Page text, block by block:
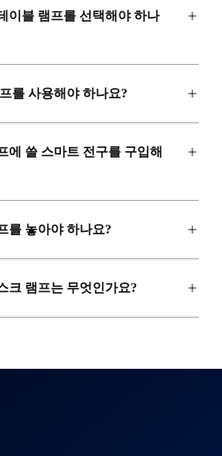
이블 램프를 선택해야 하나
를 사용해야 하나요?
에 쓸 스마트 전구를 구입해
를 놓아야 하나요?
크 램프는 무엇인가요?